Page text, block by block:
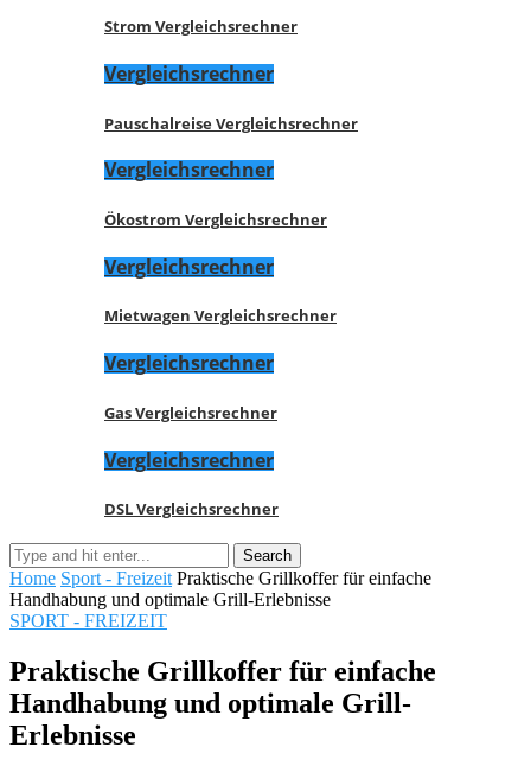
Strom Vergleichsrechner
Vergleichsrechner
Pauschalreise Vergleichsrechner
Vergleichsrechner
Ökostrom Vergleichsrechner
Vergleichsrechner
Mietwagen Vergleichsrechner
Vergleichsrechner
Gas Vergleichsrechner
Vergleichsrechner
DSL Vergleichsrechner
Home Sport - Freizeit Praktische Grillkoffer für einfache
Handhabung und optimale Grill-Erlebnisse
SPORT - FREIZEIT
Praktische Grillkoffer für einfache
Handhabung und optimale Grill-
Erlebnisse